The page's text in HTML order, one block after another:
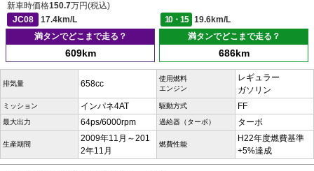
新車時価格150.7万円(税込)
JC08
17.4km/L 10・15
19.6km/L
満タンでどこまで走る？
609km
満タンでどこまで走る？
686km
排気量 658cc
使用燃料
エンジン
レギュラー
ガソリン
ミッション インパネ4AT 駆動方式 FF
最大出力 64ps/6000rpm 過給器（ターボ） ターボ
生産期間
2009年11月～201
2年11月
燃費性能
H22年度燃費基準
+5%達成